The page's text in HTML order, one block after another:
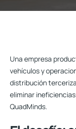
Una empresa
vehículos y
distribución
eliminar
QuadMinds.